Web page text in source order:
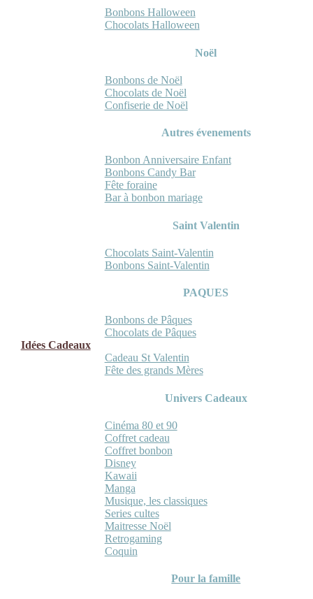
Bonbons Halloween
Chocolats Halloween
Noël
Bonbons de Noël
Chocolats de Noël
Confiserie de Noël
Autres évenements
Bonbon Anniversaire Enfant
Bonbons Candy Bar
Fête foraine
Bar à bonbon mariage
Saint Valentin
Chocolats Saint-Valentin
Bonbons Saint-Valentin
PAQUES
Bonbons de Pâques
Chocolats de Pâques
Idées Cadeaux
Cadeau St Valentin
Fête des grands Mères
Univers Cadeaux
Cinéma 80 et 90
Coffret cadeau
Coffret bonbon
Disney
Kawaii
Manga
Musique, les classiques
Series cultes
Maitresse Noël
Retrogaming
Coquin
Pour la famille